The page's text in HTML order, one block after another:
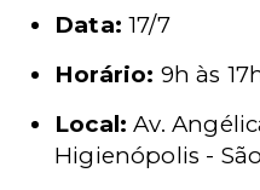
Data: 17/7
Horário: 9h às
Local: Av.
Higienópolis -